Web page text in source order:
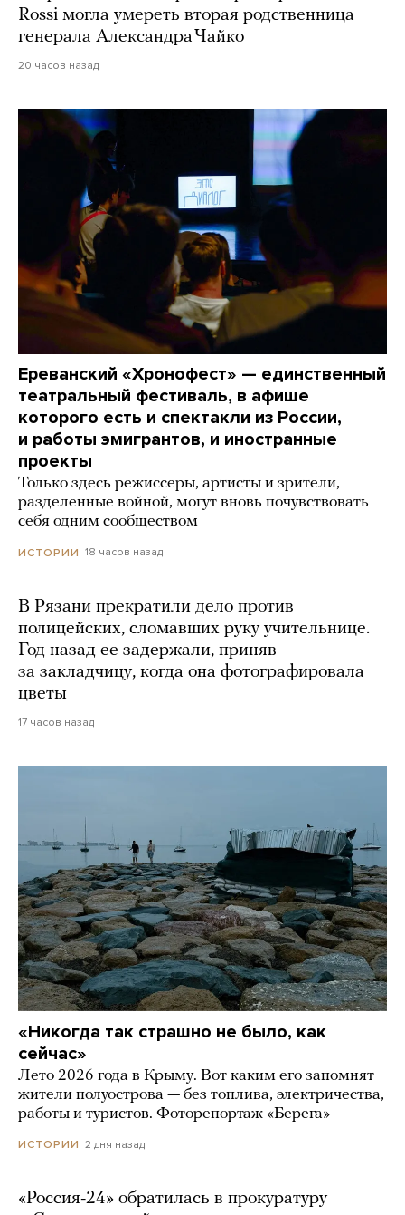
Rossi могла умереть вторая родственница
генерала Александра Чайко
20 часов назад
Ереванский «Хронофест» — единственный
театральный фестиваль, в афише
которого есть и спектакли из России,
и работы эмигрантов, и иностранные
проекты
Только здесь режиссеры, артисты и зрители,
разделенные войной, могут вновь почувствовать
себя одним сообществом
ИСТОРИИ 18 часов назад
В Рязани прекратили дело против
полицейских, сломавших руку учительнице.
Год назад ее задержали, приняв
за закладчицу, когда она фотографировала
цветы
17 часов назад
«Никогда так страшно не было, как
сейчас»
Лето 2026 года в Крыму. Вот каким его запомнят
жители полуострова — без топлива, электричества,
работы и туристов. Фоторепортаж «Берега»
ИСТОРИИ 2 дня назад
«Россия-24» обратилась в прокуратуру